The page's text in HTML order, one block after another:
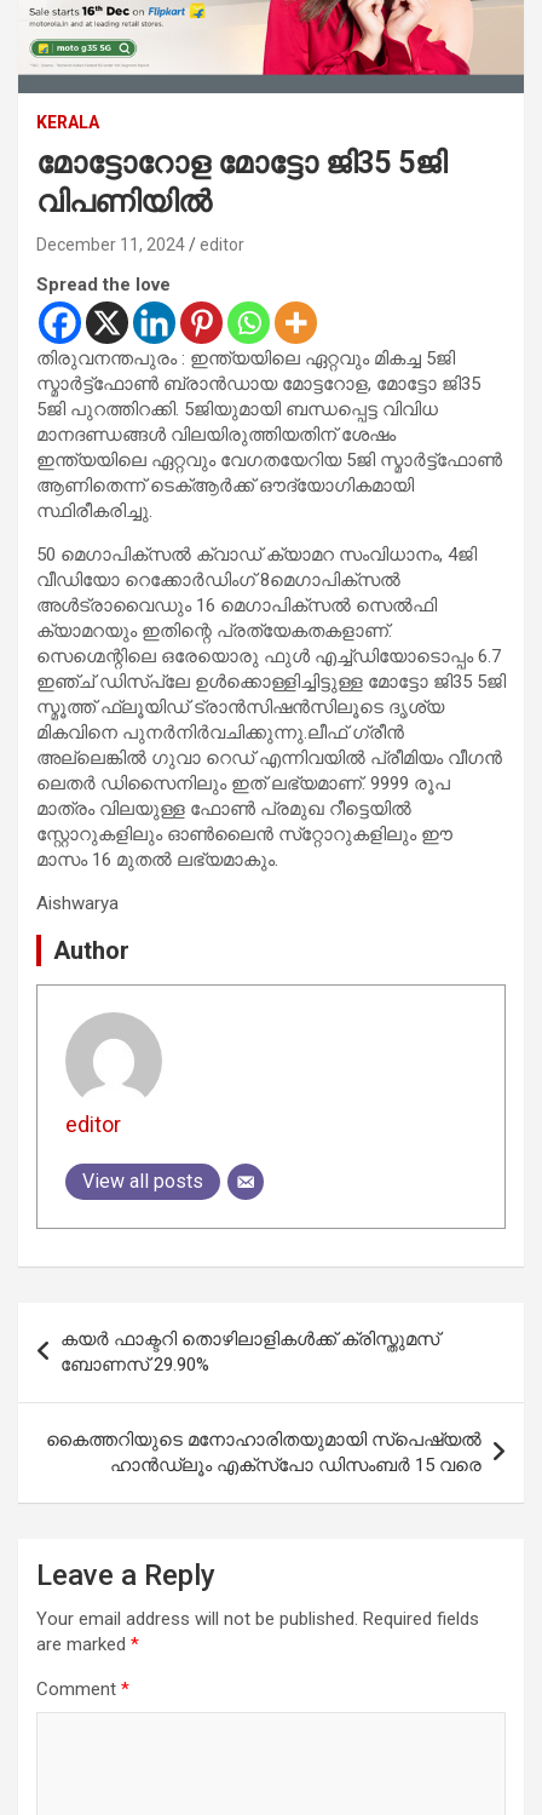
KERALA
മോട്ടോറോള മോട്ടോ ജി35 5ജി
വിപണിയില്‍
December 11, 2024 editor
Spread the love
തിരുവനന്തപുരം : ഇന്ത്യയിലെ ഏറ്റവും മികച്ച 5ജി
സ്മാര്‍ട്ട്ഫോണ്‍ ബ്രാന്‍ഡായ മോട്ടറോള, മോട്ടോ ജി35
5ജി പുറത്തിറക്കി. 5ജിയുമായി ബന്ധപ്പെട്ട വിവിധ
മാനദണ്ഡങ്ങള്‍ വിലയിരുത്തിയതിന് ശേഷം
ഇന്ത്യയിലെ ഏറ്റവും വേഗതയേറിയ 5ജി സ്മാര്‍ട്ട്ഫോണ്‍
ആണിതെന്ന് ടെക്ആര്‍ക്ക് ഔദ്യോഗികമായി
സ്ഥിരീകരിച്ചു.
50 മെഗാപിക്‌സല്‍ ക്വാഡ് ക്യാമറ സംവിധാനം, 4ജി
വീഡിയോ റെക്കോര്‍ഡിംഗ് 8മെഗാപിക്‌സല്‍
അള്‍ട്രാവൈഡും 16 മെഗാപിക്‌സല്‍ സെല്‍ഫി
ക്യാമറയും ഇതിന്റെ പ്രത്യേകതകളാണ്.
സെഗ്മെന്റിലെ ഒരേയൊരു ഫുള്‍ എച്ച്ഡിയോടൊപ്പം 6.7
ഇഞ്ച് ഡിസ്പ്ലേ ഉള്‍ക്കൊള്ളിച്ചിട്ടുള്ള മോട്ടോ ജി35 5ജി
സ്മൂത്ത് ഫ്‌ലൂയിഡ് ട്രാന്‍സിഷന്‍സിലൂടെ ദൃശ്യ
മികവിനെ പുനര്‍നിര്‍വചിക്കുന്നു.ലീഫ് ഗ്രീന്‍
അല്ലെങ്കില്‍ ഗുവാ റെഡ് എന്നിവയില്‍ പ്രീമിയം വീഗന്‍
ലെതര്‍ ഡിസൈനിലും ഇത് ലഭ്യമാണ്. 9999 രൂപ
മാത്രം വിലയുള്ള ഫോണ്‍ പ്രമുഖ റീട്ടെയില്‍
സ്റ്റോറുകളിലും ഓണ്‍ലൈന്‍ സ്‌റ്റോറുകളിലും ഈ
മാസം 16 മുതല്‍ ലഭ്യമാകും.
Aishwarya
Author
editor
View all posts
navigation
കയർ ഫാക്ടറി തൊഴിലാളികൾക്ക് ക്രിസ്തുമസ്
ബോണസ് 29.90%
കൈത്തറിയുടെ മനോഹാരിതയുമായി സ്‌പെഷ്യല്‍
ഹാന്‍ഡ്‌ലൂം എക്‌സ്‌പോ ഡിസംബര്‍ 15 വരെ
Leave a Reply
Your email address will not be published. Required fields
are marked *
Comment *